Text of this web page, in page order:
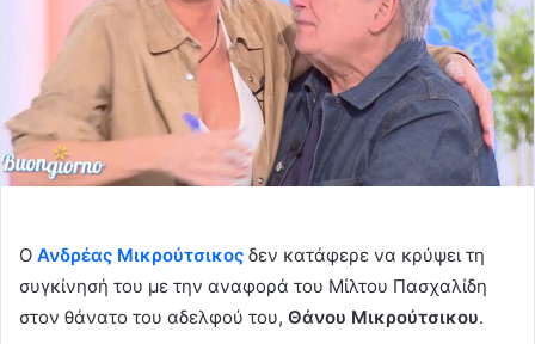
Ο Ανδρέας Μικρούτσικος δεν κατάφερε να κρύψει τη
συγκίνησή του με την αναφορά του Μίλτου Πασχαλίδη
στον θάνατο του αδελφού του, Θάνου Μικρούτσικου.